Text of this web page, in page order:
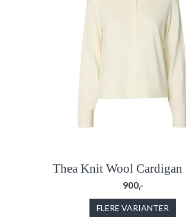
Thea Knit Wool Cardigan
900,-
FLERE VARIANTER